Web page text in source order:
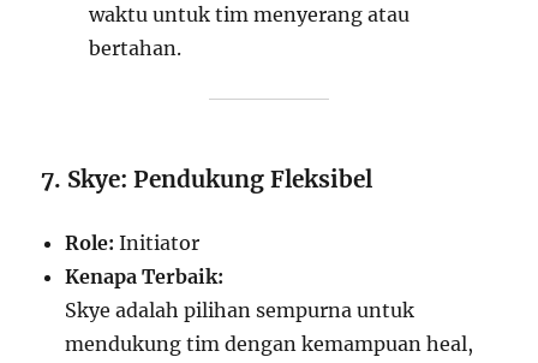
waktu untuk tim menyerang atau
bertahan.
7. Skye: Pendukung Fleksibel
Role: Initiator
Kenapa Terbaik:
Skye adalah pilihan sempurna untuk
mendukung tim dengan kemampuan heal,